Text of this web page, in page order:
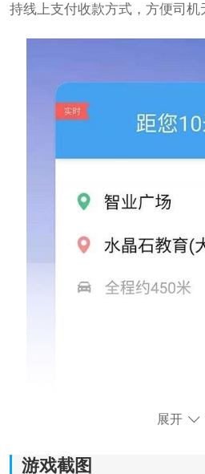
持线上支付收款方式，方便司机
展开
游戏截图